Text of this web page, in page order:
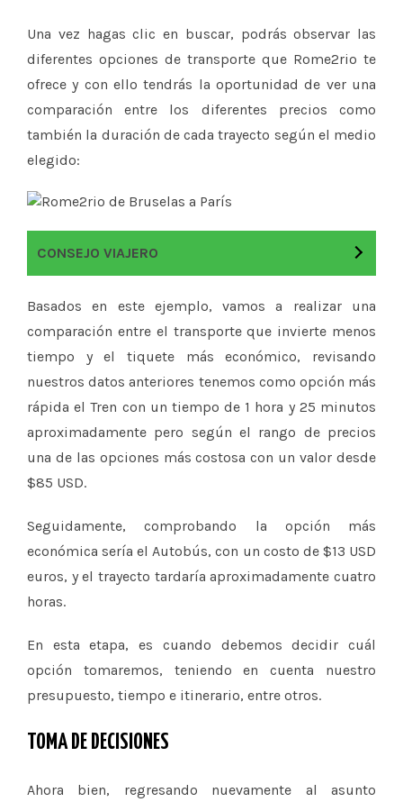
Una vez hagas clic en buscar, podrás observar las
diferentes opciones de transporte que Rome2rio te
ofrece y con ello tendrás la oportunidad de ver una
comparación entre los diferentes precios como
también la duración de cada trayecto según el medio
elegido:
CONSEJO VIAJERO
Basados en este ejemplo, vamos a realizar una
comparación entre el transporte que invierte menos
tiempo y el tiquete más económico, revisando
nuestros datos anteriores tenemos como opción más
rápida el Tren con un tiempo de 1 hora y 25 minutos
aproximadamente pero según el rango de precios
una de las opciones más costosa con un valor desde
$85 USD.
Seguidamente, comprobando la opción más
económica sería el Autobús, con un costo de $13 USD
euros, y el trayecto tardaría aproximadamente cuatro
horas.
En esta etapa, es cuando debemos decidir cuál
opción tomaremos, teniendo en cuenta nuestro
presupuesto, tiempo e itinerario, entre otros.
TOMA DE DECISIONES
Ahora bien, regresando nuevamente al asunto